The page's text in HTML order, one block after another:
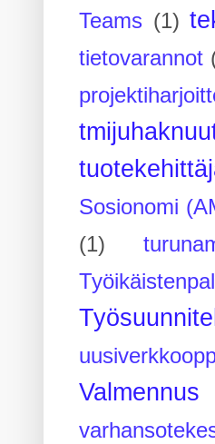
Teams (1)
tietovarannot
Sosionomi
(1)
Valmennus